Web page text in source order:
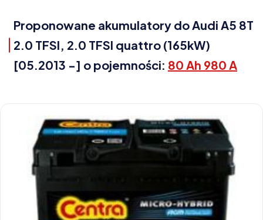
Proponowane akumulatory do Audi A5 8T
2.0 TFSI, 2.0 TFSI quattro (165kW)
[05.2013 -] o pojemności: 80 Ah 980 A